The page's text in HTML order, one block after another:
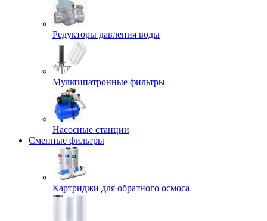
Редукторы давления воды
Мультипатронные фильтры
Насосные станции
Сменные фильтры
Картриджи для обратного осмоса